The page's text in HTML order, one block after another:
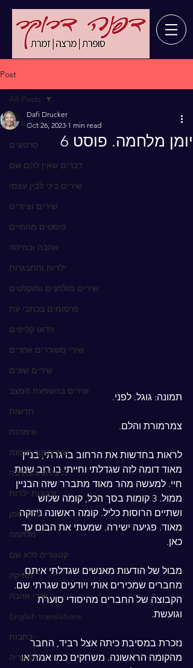
Post
All Posts
סרטונים
דברים שאין להם שם
שירים ביני לבין עצמי
שירים וציורים
פוסטים מהחיים
אהבה וכמיהה
ילדות והתבגרות
שירים מולחנים ומוקלטים
פרסומים בכתבי עת
וידאו קליפים
שירי משוררים אחרים
שירים שונים
שירים בהשפעת המצב
חדשות
אימהות
שיר מתוך תמונה
היצירה והכתיבה
זכרונות ילדות
פרקי יומן
מלחמה
קטגוריה ללא שם
מוזיקה
שירי אהבה
English translations
כתבות
היסטוריה
All Posts
יומן מלחמה. פוסט 6
Dafi Drucker
Oct 26, 2023 1 min read
תמונה: גוגל. לפני.
צמרמורת והלם.
לראות בחדשות את הרחוב בו גרתי, בניין
מאוד דומה לזה שגדלתי וחייתי בו רוב שנות
חיי. למעשה מהר מאוד מתברר שזה הבניין
ממול. 3 קומות בסך הכל, קומה שלוש
ושתיים הרוסות כליל. קומה ראשונה ניזוקה
מאוד. פגיעה ישירה. שמעתי את הבום עד
כאן.
מבול של הודעות מאנשים שגדלתי איתם,
מחברים שמכירים אותי ויודעים שגרתי שם.
הקבוצה של החברים מהיסודי סוערת
וגועשת.
נזכרת במסיבת כיתה אצל רביד, החבר
מהקומה הראשונה. משחקים כמו אמת או